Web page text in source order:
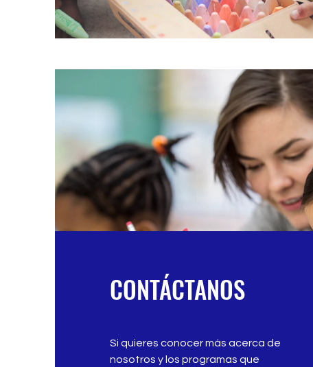
CONTÁCTANOS
Si quieres conocer más acerca de
nosotros y los programas que